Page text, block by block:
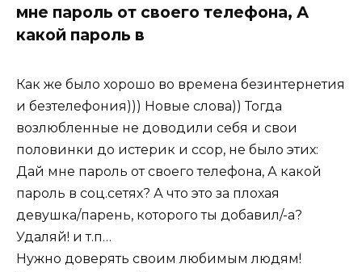
мне пароль от своего телефона, А
какой пароль в
Как же было хорошо во времена безинтернетия
и безтелефония))) Новые слова)) Тогда
возлюбленные не доводили себя и свои
половинки до истерик и ссор, не было этих:
Дай мне пароль от своего телефона, А какой
пароль в соц.сетях? А что это за плохая
девушка/парень, которого ты добавил/-а?
Удаляй! и т.п…
Нужно доверять своим любимым людям!